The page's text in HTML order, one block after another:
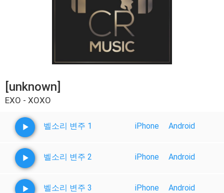
[unknown]
EXO - XOXO
벨소리 변주 1 iPhone Android
벨소리 변주 2 iPhone Android
벨소리 변주 3 iPhone Android